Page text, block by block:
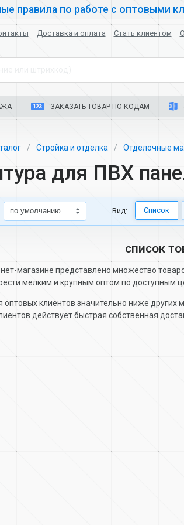
правила по работе с оптовыми
Доставка и оплата Стать клиентом
ЗАКАЗАТЬ ТОВАР ПО КОДАМ
Стройка и отделка Отделочные
для ПВХ
Вид: Список
список
магазине представлено множество
мелким и крупным оптом по доступным
клиентов значительно ниже других
действует быстрая собственная